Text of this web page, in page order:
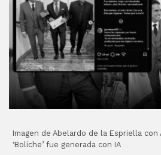
Imagen de Abelardo de la Espriella con
‘Boliche’ fue generada con IA